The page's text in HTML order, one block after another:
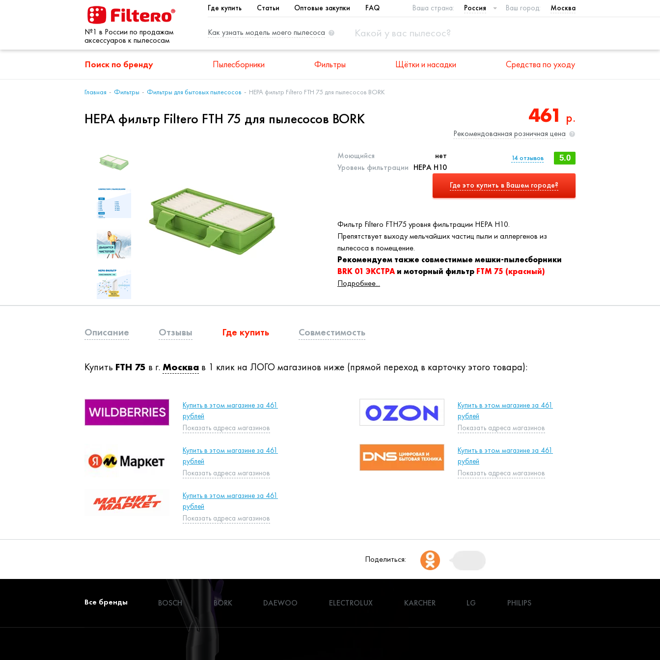
№1 в России по продажам
аксессуаров к пылесосам
Где купить Статьи Оптовые закупки FAQ Ваша страна: Россия Ваш город: Москва
Как узнать модель моего пылесоса
Поиск по бренду Пылесборники Фильтры Щётки и насадки Средства по уходу
Главная Фильтры Фильтры для бытовых пылесосов HEPA фильтр Filtero FTH 75 для пылесосов BORK
HEPA фильтр Filtero FTH 75 для пылесосов BORK
Моющийся
нет
Уровень фильтрации НЕРА Н10
5.0
14отзывов
461 р.
Рекомендованная розничная цена
Где это купить в Вашем городе?
Фильтр Filtero FTH75 уровня фильтрации НЕРА Н10.
Препятствует выходу мельчайших частиц пыли и аллергенов из
пылесоса в помещение.
Рекомендуем также совместимые мешки-пылесборники
BRK 01 ЭКСТРАи моторный фильтр FTM 75 (красный)
Подробнее...
Описание Отзывы Где купить Совместимость
Купить FTH 75 в г. Москва в 1 клик на ЛОГО магазинов ниже (прямой переход в карточку этого товара):
Купить в этом магазине за 461
рублей
Показать адреса магазинов
Купить в этом магазине за 461
рублей
Показать адреса магазинов
Купить в этом магазине за 461
рублей
Показать адреса магазинов
Купить в этом магазине за 461
рублей
Показать адреса магазинов
Купить в этом магазине за 461
рублей
Показать адреса магазинов
Поделиться:
Все бренды BOSCH BORK DAEWOO ELECTROLUX KARCHER LG PHILIPS